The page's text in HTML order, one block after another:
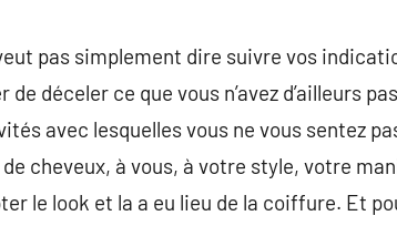
pas simplement dire suivre vos
de déceler ce que vous n’avez d’ailleurs
avec lesquelles vous ne vous sentez
cheveux, à vous, à votre style, votre
le look et la a eu lieu de la coiffure. Et